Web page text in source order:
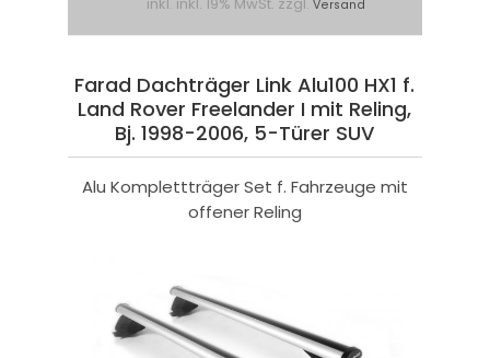
Versand
Farad Dachträger Link Alu100 HX1 f.
Land Rover Freelander I mit Reling,
Bj. 1998-2006, 5-Türer SUV
Alu Komplettträger Set f. Fahrzeuge mit
offener Reling